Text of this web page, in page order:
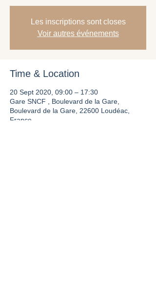
Les inscriptions sont closes
Voir autres événements
Time & Location
20 Sept 2020, 09:00 – 17:30
Gare SNCF , Boulevard de la Gare,
Boulevard de la Gare, 22600 Loudéac,
France